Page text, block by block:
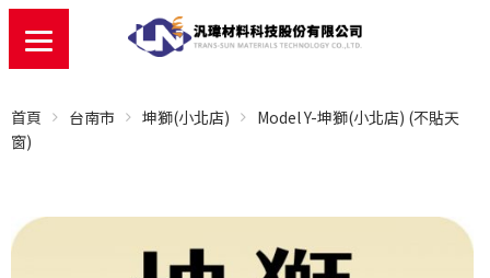
首頁 台南市 坤獅(小北店)
Model Y-坤獅(小北店) (不貼天
窗)